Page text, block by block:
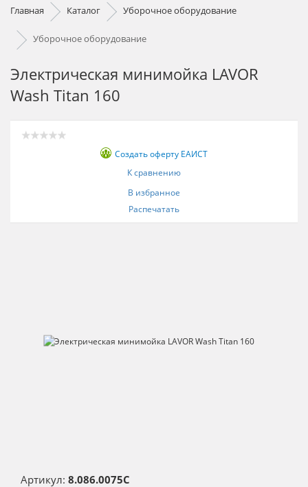
Главная Каталог Уборочное оборудование
Уборочное оборудование
Электрическая минимойка LAVOR
Wash Titan 160
Создать оферту ЕАИСТ
К сравнению
В избранное
Распечатать
Артикул: 8.086.0075C